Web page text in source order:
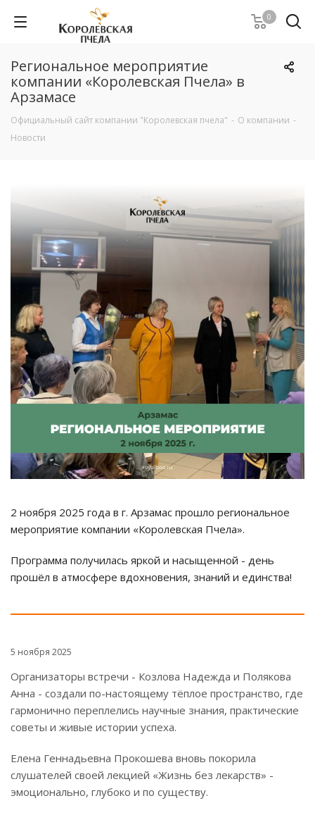
0
Региональное мероприятие
компании «Королевская Пчела» в
Арзамасе
Официальный сайт компании "Королевская пчела" - О компании -
Новости
2 ноября 2025 года в г. Арзамас прошло региональное
мероприятие компании «Королевская Пчела».
Программа получилась яркой и насыщенной - день
прошёл в атмосфере вдохновения, знаний и единства!
5 ноября 2025
Организаторы встречи - Козлова Надежда и Полякова
Анна - создали по-настоящему тёплое пространство, где
гармонично переплелись научные знания, практические
советы и живые истории успеха.
Елена Геннадьевна Прокошева вновь покорила
слушателей своей лекцией «Жизнь без лекарств» -
эмоционально, глубоко и по существу.